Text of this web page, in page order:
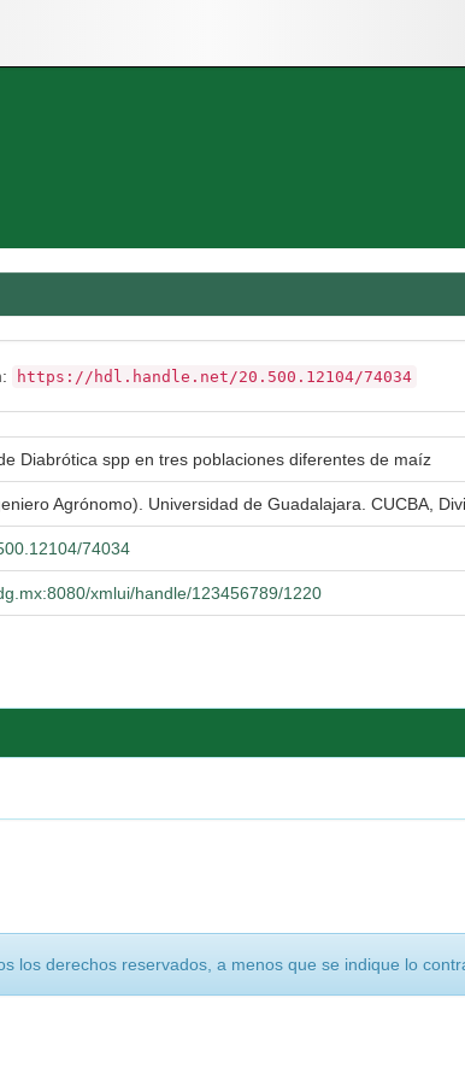
https://hdl.handle.net/20.500.12104/74034
Diabrótica spp en tres poblaciones diferentes de maíz
Agrónomo). Universidad de Guadalajara. CUCBA,
74034
xmlui/handle/123456789/1220
los derechos reservados, a menos que se indique lo